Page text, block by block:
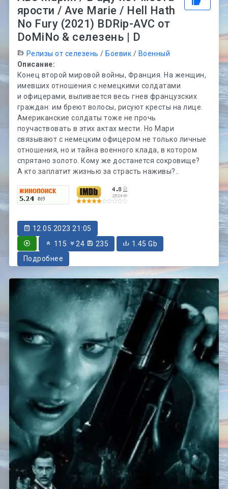
ярости / Ave Marie / Hell Hath
No Fury (2021) BDRip-AVC от
DoMiNo & селезень | D
Релизы от селезень / Боевик / Военный
Описание:
Конец второй мировой войны, Франция. На женщин,
имевших отношения с немецкими солдатами
и офицерами, выливается весь гнев французских
граждан: им бреют волосы, рисуют кресты на лице.
Американские солдаты тоже не прочь
поучаствовать в этих актах мести. Но Мари
связывают с немецким офицером не только личные
отношения, но и тайна военного клада, в котором
спрятано золото. Кому же достанется сокровище?
А кто заплатит жизнью за страсть наживы?..
12.05.2023 21:05
115
24 235
1.45 Gb
Подробнее